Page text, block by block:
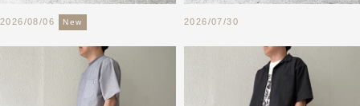
2026/08/06 New 2026/07/30